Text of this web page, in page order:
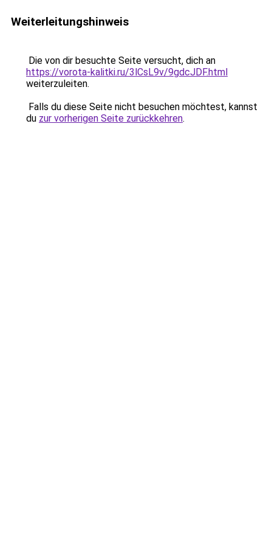
Weiterleitungshinweis
Die von dir besuchte Seite versucht, dich an
https://vorota-kalitki.ru/3lCsL9v/9gdcJDF.html
weiterzuleiten.
Falls du diese Seite nicht besuchen möchtest, kannst
du zur vorherigen Seite zurückkehren.